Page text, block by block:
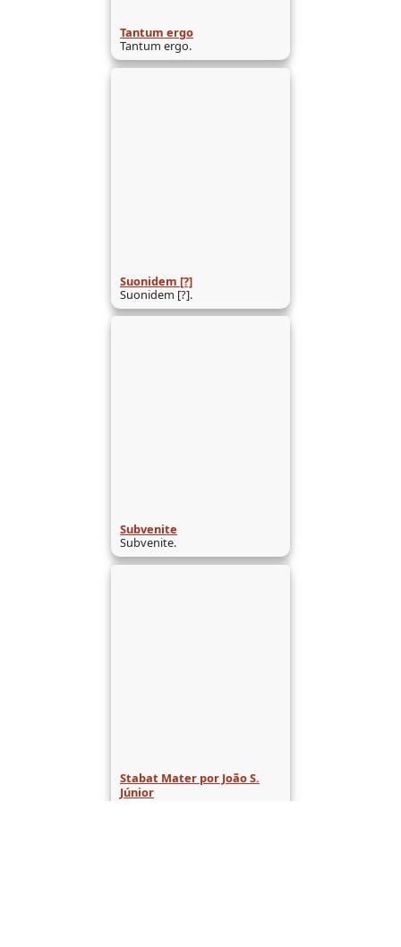
Tantum ergo
Tantum ergo.
Suonidem [?]
Suonidem [?].
Subvenite
Subvenite.
Stabat Mater por João S.
Júnior